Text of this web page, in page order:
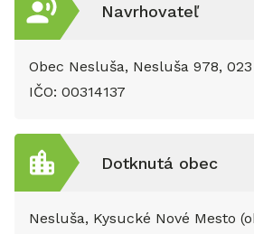
Navrhovateľ
Obec Nesluša, Nesluša 978,
IČO: 00314137
Dotknutá obec
Nesluša, Kysucké Nové Mesto